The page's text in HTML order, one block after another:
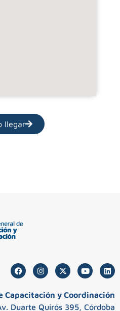
llegar
Capacitación y Coordinación
Duarte Quirós 395, Córdoba